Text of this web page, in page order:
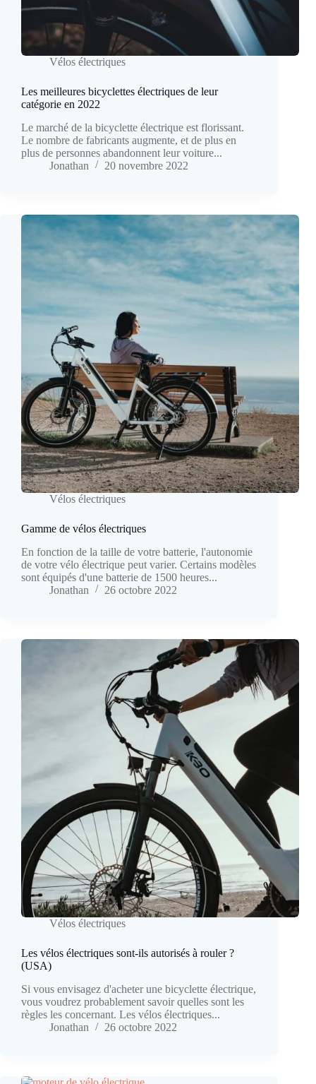
Vélos électriques
Les meilleures bicyclettes électriques de leur
catégorie en 2022
Le marché de la bicyclette électrique est florissant.
Le nombre de fabricants augmente, et de plus en
plus de personnes abandonnent leur voiture...
Jonathan
20 novembre 2022
Vélos électriques
Gamme de vélos électriques
En fonction de la taille de votre batterie, l'autonomie
de votre vélo électrique peut varier. Certains modèles
sont équipés d'une batterie de 1500 heures...
Jonathan
26 octobre 2022
Vélos électriques
Les vélos électriques sont-ils autorisés à rouler ?
(USA)
Si vous envisagez d'acheter une bicyclette électrique,
vous voudrez probablement savoir quelles sont les
règles les concernant. Les vélos électriques...
Jonathan
26 octobre 2022